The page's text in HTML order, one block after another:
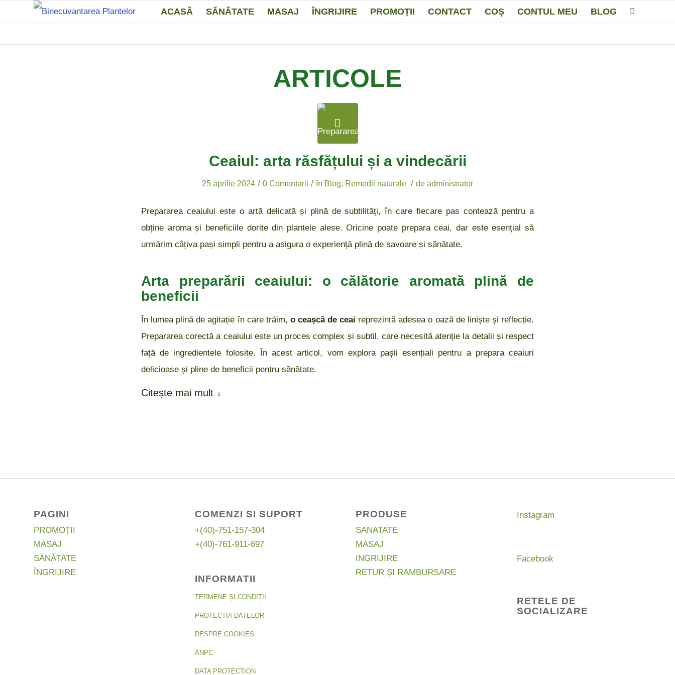
ACASĂ SĂNĂTATE MASAJ ÎNGRIJIRE PROMOȚII CONTACT COȘ CONTUL MEU BLOG
ARTICOLE
Ceaiul: arta răsfățului și a vindecării
25 aprilie 2024 / 0 Comentarii / în Blog, Remedii naturale / de administrator
Prepararea ceaiului este o artă delicată și plină de subtilități, în care fiecare pas contează pentru a
obține aroma și beneficiile dorite din plantele alese. Oricine poate prepara ceai, dar este esențial să
urmărim câțiva pași simpli pentru a asigura o experiență plină de savoare și sănătate.
Arta preparării ceaiului: o călătorie aromată plină de
beneficii
În lumea plină de agitație în care trăim, o ceașcă de ceai reprezintă adesea o oază de liniște și reflecție.
Prepararea corectă a ceaiului este un proces complex și subtil, care necesită atenție la detalii și respect
față de ingredientele folosite. În acest articol, vom explora pașii esențiali pentru a prepara ceaiuri
delicioase și pline de beneficii pentru sănătate.
Citește mai mult
PAGINI
PROMOȚII
MASAJ
SĂNĂTATE
ÎNGRIJIRE
COMENZI SI SUPORT
+(40)-751-157-304
+(40)-761-911-697
INFORMATII
TERMENE ȘI CONDIȚII
PROTECTIA DATELOR
DESPRE COOKIES
ANPC
DATA PROTECTION
PRODUSE
SANATATE
MASAJ
INGRIJIRE
RETUR ȘI RAMBURSARE
Instagram
Facebook
RETELE DE
SOCIALIZARE